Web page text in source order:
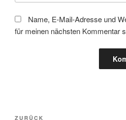
Name, E-Mail-Adresse und
für meinen nächsten Kommentar
Beitragsnavigation
ZURÜCK